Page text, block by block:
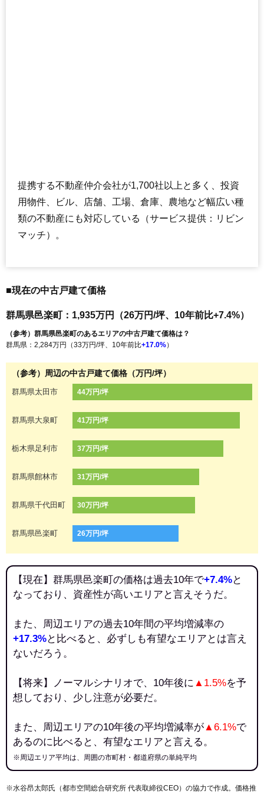
提携する不動産仲介会社が1,700社以上と多く、投資
用物件、ビル、店舗、工場、倉庫、農地など幅広い種
類の不動産にも対応している（サービス提供：リビン
マッチ）。
■現在の中古戸建て価格
群馬県邑楽町：1,935万円（26万円/坪、10年前比+7.4%）
（参考）群馬県邑楽町のあるエリアの中古戸建て価格は？
群馬県：2,284万円（33万円/坪、10年前比+17.0%）
（参考）周辺の中古戸建て価格（万円/坪）
群馬県太田市 44万円/坪
群馬県大泉町 41万円/坪
栃木県足利市 37万円/坪
群馬県館林市 31万円/坪
群馬県千代田町 30万円/坪
群馬県邑楽町 26万円/坪
【現在】群馬県邑楽町の価格は過去10年で+7.4%と
なっており、資産性が高いエリアと言えそうだ。
また、周辺エリアの過去10年間の平均増減率の
+17.3%と比べると、必ずしも有望なエリアとは言え
ないだろう。
【将来】ノーマルシナリオで、10年後に ▲1.5%を予
想しており、少し注意が必要だ。
また、周辺エリアの10年後の平均増減率が▲6.1%で
あるのに比べると、有望なエリアと言える。
※周辺エリア平均は、周囲の市町村・都道府県の単純平均
※水谷昂太郎氏（都市空間総合研究所 代表取締役CEO）の協力で作成。価格推